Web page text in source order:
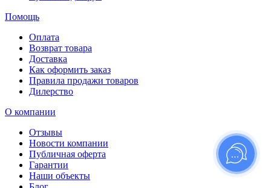
Помощь
Оплата
Возврат товара
Доставка
Как оформить заказ
Правила продажи товаров
Дилерство
О компании
Отзывы
Новости компании
Публичная оферта
Гарантии
Наши объекты